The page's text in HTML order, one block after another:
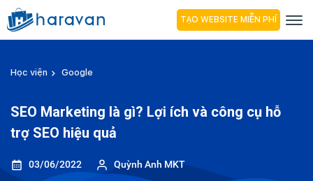
TẠO WEBSITE MIỄN PHÍ
Học viện Google
SEO Marketing là gì? Lợi ích và công cụ hỗ
trợ SEO hiệu quả
03/06/2022 Quỳnh Anh MKT